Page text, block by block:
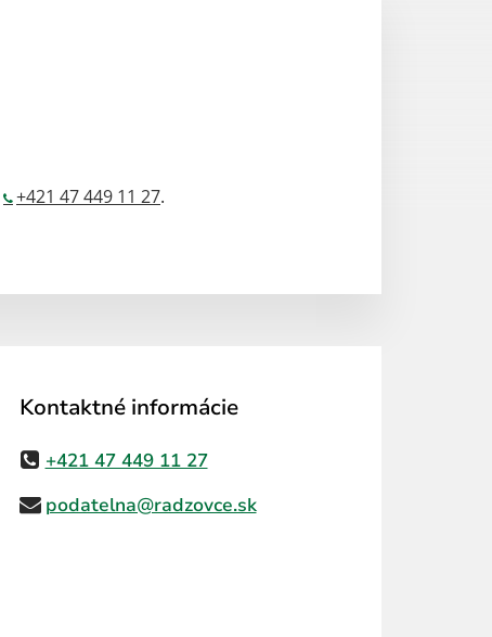
+421 47 449 11 27.
Kontaktné informácie
+421 47 449 11 27
podatelna@radzovce.sk